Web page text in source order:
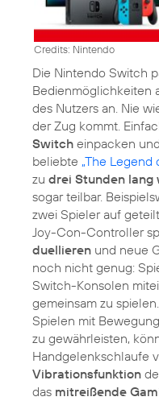
Credits: Nintendo
Die Nintendo Switch
Bedienmöglichkeiten
des Nutzers an. Nie
der Zug kommt.
Switch einpacken
beliebte „The Legend
zu drei Stunden lang
sogar teilbar.
zwei Spieler auf
Joy-Con-Controller
duellieren und neue
noch nicht genug:
Switch-Konsolen
gemeinsam zu
Spielen mit
zu gewährleisten,
Handgelenkschlaufe
Vibrationsfunktion
das mitreißende